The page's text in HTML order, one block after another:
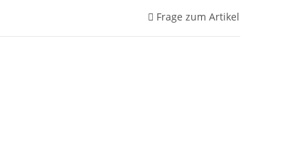
Frage zum Artikel